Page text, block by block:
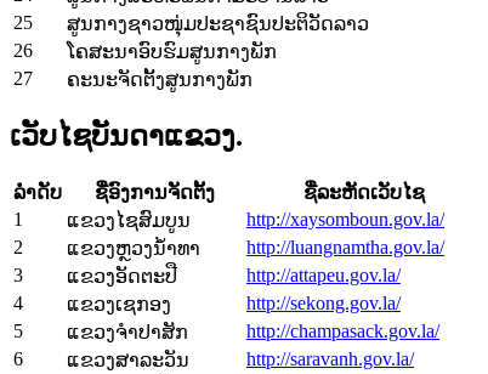
25
ສູນກາງຊາວໜຸ່ມປະຊາຊົນປະຕິວັດລາວ
26
ໂຄສະນາອົບຮົມສູນກາງພັກ
27
ຄະນະຈັດຕັ້ງສູນກາງພັກ
ເວັບໄຊບັນດາແຂວງ.
ລຳດັບ ຊື່ອົງການຈັດຕັ້ງ
ຊື່ລະຫັດເວັບໄຊ
1
ແຂວງໄຊສົມບູນ
http://xaysomboun.gov.la/
2
ແຂວງຫຼວງນ້ຳທາ
http://luangnamtha.gov.la/
3
ແຂວງອັດຕະປື
http://attapeu.gov.la/
4
ແຂວງເຊກອງ
http://sekong.gov.la/
5
ແຂວງຈຳປາສັກ
http://champasack.gov.la/
6
ແຂວງສາລະວັນ
http://saravanh.gov.la/